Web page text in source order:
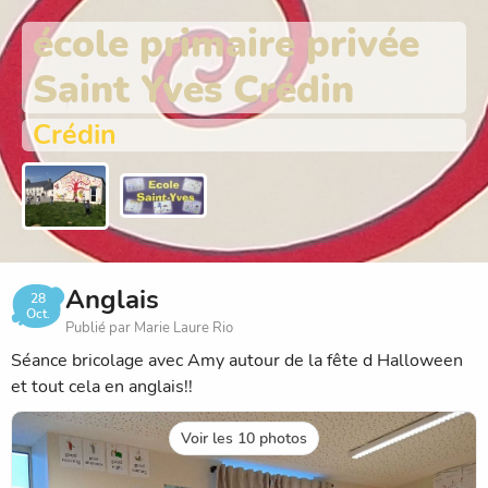
école primaire privée
Saint Yves Crédin
Crédin
28
Oct.
Anglais
Publié par Marie Laure Rio
Séance bricolage avec Amy autour de la fête d Halloween
et tout cela en anglais!!
Voir les 10 photos